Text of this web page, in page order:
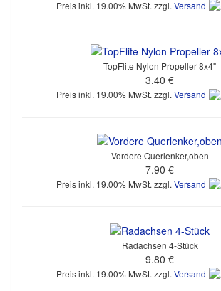
Preis inkl. 19.00% MwSt. zzgl. Versand
TopFlite Nylon Propeller 8x4"
3.40 €
Preis inkl. 19.00% MwSt. zzgl. Versand
Vordere Querlenker,oben
7.90 €
Preis inkl. 19.00% MwSt. zzgl. Versand
Radachsen 4-Stück
9.80 €
Preis inkl. 19.00% MwSt. zzgl. Versand